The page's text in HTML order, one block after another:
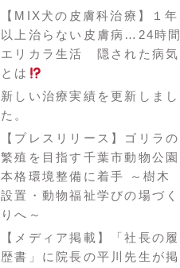
【MIX犬の皮膚科治療】１年
以上治らない皮膚病…24時間
エリカラ生活 隠された病気
とは
新しい治療実績を更新しまし
た。
【プレスリリース】ゴリラの
繁殖を目指す千葉市動物公園
本格環境整備に着手 ～樹木
設置・動物福祉学びの場づく
りへ～
【メディア掲載】「社長の履
歴書」に院長の平川先生が掲